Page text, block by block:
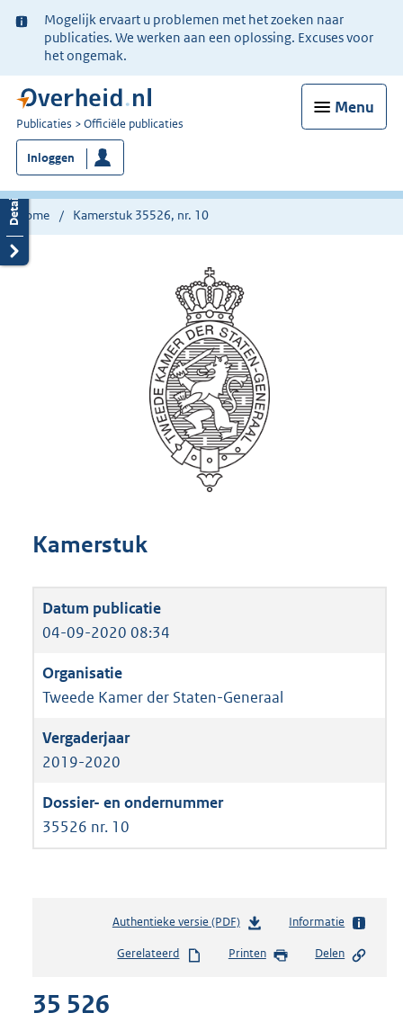
Ter
informatie:
Mogelijk ervaart u problemen met het zoeken naar
publicaties. We werken aan een oplossing. Excuses voor
het ongemak.
Menu
U
bent
nu
hier:
Publicaties Officiële publicaties
Inloggen
Home Kamerstuk 35526, nr. 10
Kamerstuk
04-09-2020 08:34
Tweede Kamer der Staten-Generaal
2019-2020
35526 nr. 10
Authentieke versie (PDF)b
s
Informatie
Gerelateerd Printen Delen
35 526